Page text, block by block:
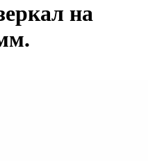
на